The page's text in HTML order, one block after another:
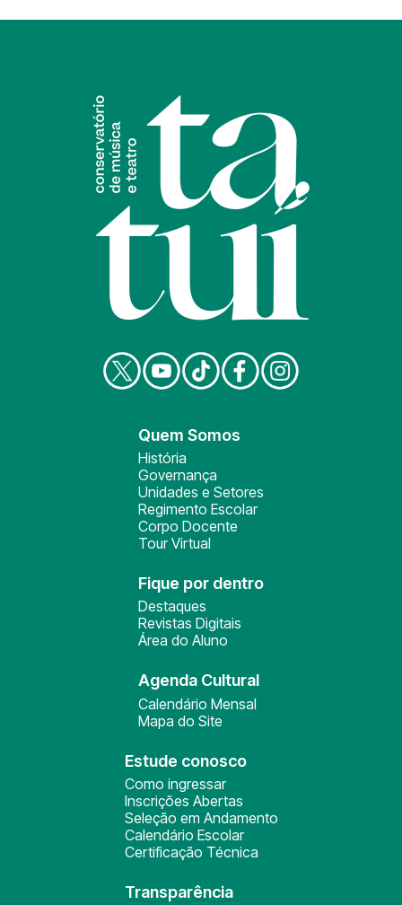
Quem Somos
História
Governança
Unidades e Setores
Regimento Escolar
Corpo Docente
Tour Virtual
Fique por dentro
Destaques
Revistas Digitais
Área do Aluno
Agenda Cultural
Calendário Mensal
Mapa do Site
Estude conosco
Como ingressar
Inscrições Abertas
Seleção em Andamento
Calendário Escolar
Certificação Técnica
Transparência